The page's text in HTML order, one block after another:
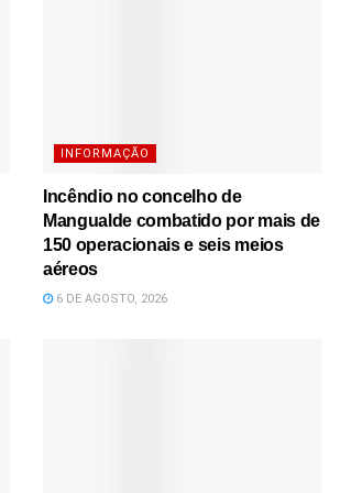
INFORMAÇÃO
Incêndio no concelho de
Mangualde combatido por mais de
150 operacionais e seis meios
aéreos
6 DE AGOSTO, 2026